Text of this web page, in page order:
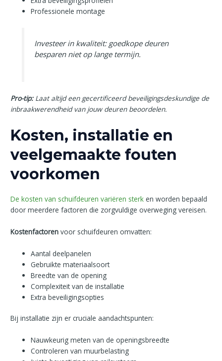
Professionele montage
Investeer in kwaliteit: goedkope deuren
besparen niet op lange termijn.
Pro-tip: Laat altijd een gecertificeerd beveiligingsdeskundige de
inbraakwerendheid van jouw deuren beoordelen.
Kosten, installatie en
veelgemaakte fouten
voorkomen
De kosten van schuifdeuren variëren sterk en worden bepaald
door meerdere factoren die zorgvuldige overweging vereisen.
Kostenfactoren voor schuifdeuren omvatten:
Aantal deelpanelen
Gebruikte materiaalsoort
Breedte van de opening
Complexiteit van de installatie
Extra beveiligingsopties
Bij installatie zijn er cruciale aandachtspunten:
Nauwkeurig meten van de openingsbreedte
Controleren van muurbelasting